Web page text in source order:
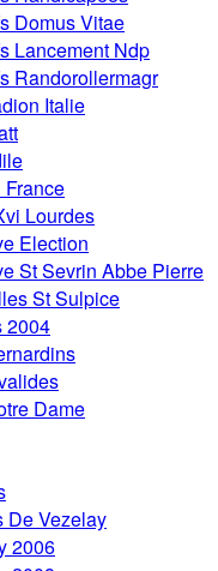
Domus Vitae
Lancement Ndp
Randorollermagr
Italie
Lourdes
Election
St Sevrin Abbe Pierre
St Sulpice
2004
Dame
De Vezelay
2006